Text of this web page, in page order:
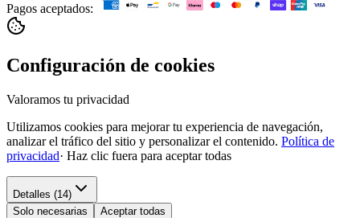
Pagos aceptados:
Configuración de cookies
Valoramos tu privacidad
Utilizamos cookies para mejorar tu experiencia de navegación,
analizar el tráfico del sitio y personalizar el contenido. Política de
privacidad· Haz clic fuera para aceptar todas
Detalles (14)
Solo necesarias
Aceptar todas